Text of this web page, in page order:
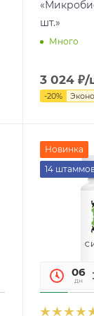
шт.»
Много
3 024₽/
-20%
Новинка
14
06
дн